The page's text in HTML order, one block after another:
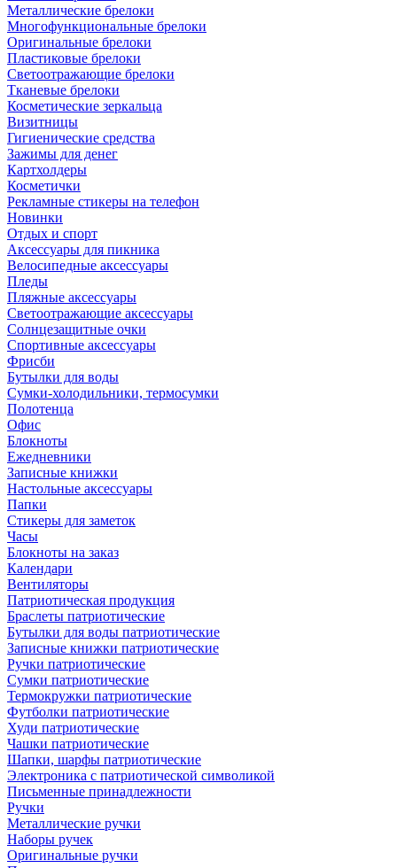
Металлические брелоки
Многофункциональные брелоки
Оригинальные брелоки
Пластиковые брелоки
Светоотражающие брелоки
Тканевые брелоки
Косметические зеркальца
Визитницы
Гигиенические средства
Зажимы для денег
Картхолдеры
Косметички
Рекламные стикеры на телефон
Новинки
Отдых и спорт
Аксессуары для пикника
Велосипедные аксессуары
Пледы
Пляжные аксессуары
Светоотражающие аксессуары
Солнцезащитные очки
Спортивные аксессуары
Фрисби
Бутылки для воды
Сумки-холодильники, термосумки
Полотенца
Офис
Блокноты
Ежедневники
Записные книжки
Настольные аксессуары
Папки
Стикеры для заметок
Часы
Блокноты на заказ
Календари
Вентиляторы
Патриотическая продукция
Браслеты патриотические
Бутылки для воды патриотические
Записные книжки патриотические
Ручки патриотические
Сумки патриотические
Термокружки патриотические
Футболки патриотические
Худи патриотические
Чашки патриотические
Шапки, шарфы патриотические
Электроника с патриотической символикой
Письменные принадлежности
Ручки
Металлические ручки
Наборы ручек
Оригинальные ручки